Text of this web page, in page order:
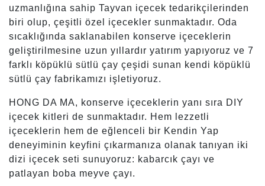
uzmanlığına sahip Tayvan içecek tedarikçilerinden
biri olup, çeşitli özel içecekler sunmaktadır. Oda
sıcaklığında saklanabilen konserve içeceklerin
geliştirilmesine uzun yıllardır yatırım yapıyoruz ve 7
farklı köpüklü sütlü çay çeşidi sunan kendi köpüklü
sütlü çay fabrikamızı işletiyoruz.
HONG DA MA, konserve içeceklerin yanı sıra DIY
içecek kitleri de sunmaktadır. Hem lezzetli
içeceklerin hem de eğlenceli bir Kendin Yap
deneyiminin keyfini çıkarmanıza olanak tanıyan iki
dizi içecek seti sunuyoruz: kabarcık çayı ve
patlayan boba meyve çayı.